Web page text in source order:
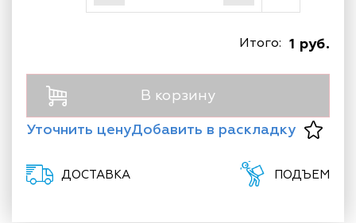
1 руб.
Итого:
В корзину
Уточнить ценуДобавить в раскладку
ДОСТАВКА ПОДЪЕМ